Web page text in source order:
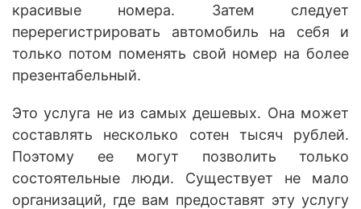
красивые номера. Затем следует
перерегистрировать автомобиль на себя и
только потом поменять свой номер на более
презентабельный.
Это услуга не из самых дешевых. Она может
составлять несколько сотен тысяч рублей.
Поэтому ее могут позволить только
состоятельные люди. Существует не мало
организаций, где вам предоставят эту услугу